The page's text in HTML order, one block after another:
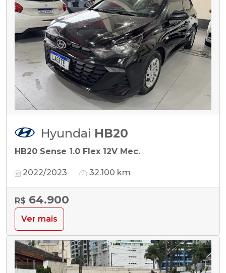
Hyundai HB20
HB20 Sense 1.0 Flex 12V Mec.
2022/2023 32.100 km
R$ 64.900
Ver mais